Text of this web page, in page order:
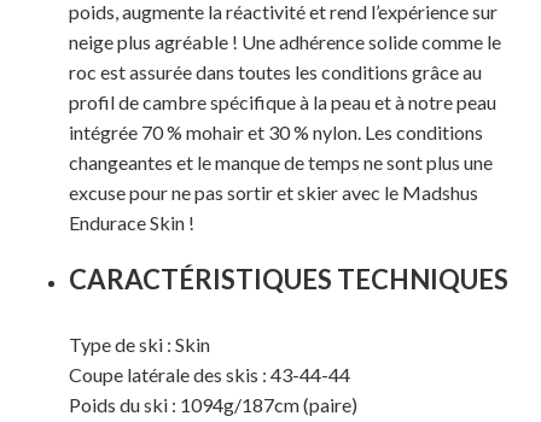
Votre panier est vide.
poids, augmente la réactivité et rend l’expérience sur
neige plus agréable ! Une adhérence solide comme le
roc est assurée dans toutes les conditions grâce au
profil de cambre spécifique à la peau et à notre peau
intégrée 70 % mohair et 30 % nylon. Les conditions
changeantes et le manque de temps ne sont plus une
excuse pour ne pas sortir et skier avec le Madshus
Endurace Skin !
CARACTÉRISTIQUES TECHNIQUES
Type de ski : Skin
Coupe latérale des skis : 43-44-44
Poids du ski : 1094g/187cm (paire)